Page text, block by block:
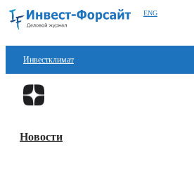
ENG
Инвестклимат
Финансы
Блокчейн
Новости